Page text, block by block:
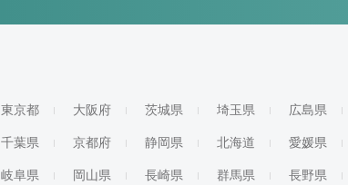
東京都 大阪府 茨城県 埼玉県 広島県
千葉県 京都府 静岡県 北海道 愛媛県
岐阜県 岡山県 長崎県 群馬県 長野県